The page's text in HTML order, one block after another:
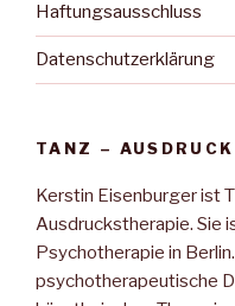
Haftungsausschluss
Datenschutzerklärung
TANZ –
Kerstin Eisenburger ist
Ausdruckstherapie. Sie
Psychotherapie in
psychotherapeutische